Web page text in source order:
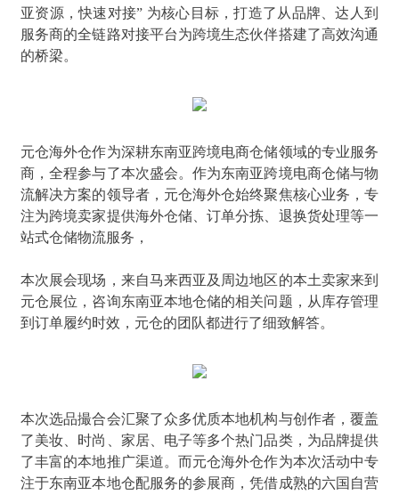
亚资源，快速对接” 为核心目标，打造了从品牌、达人到
服务商的全链路对接平台为跨境生态伙伴搭建了高效沟通
的桥梁。
元仓海外仓作为深耕东南亚跨境电商仓储领域的专业服务
商，全程参与了本次盛会。作为东南亚跨境电商仓储与物
流解决方案的领导者，元仓海外仓始终聚焦核心业务，专
注为跨境卖家提供海外仓储、订单分拣、退换货处理等一
站式仓储物流服务，
本次展会现场，来自马来西亚及周边地区的本土卖家来到
元仓展位，咨询东南亚本地仓储的相关问题，从库存管理
到订单履约时效，元仓的团队都进行了细致解答。
本次选品撮合会汇聚了众多优质本地机构与创作者，覆盖
了美妆、时尚、家居、电子等多个热门品类，为品牌提供
了丰富的本地推广渠道。而元仓海外仓作为本次活动中专
注于东南亚本地仓配服务的参展商，凭借成熟的六国自营